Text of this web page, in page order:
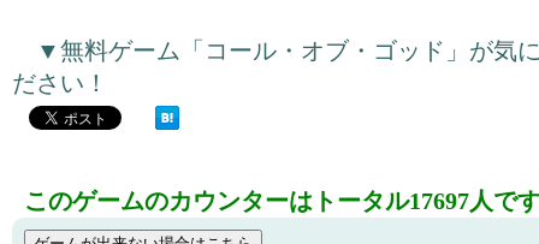
▼無料ゲーム「コール・オブ・ゴッド」が気
ださい！
このゲームのカウンターはトータル17697人で